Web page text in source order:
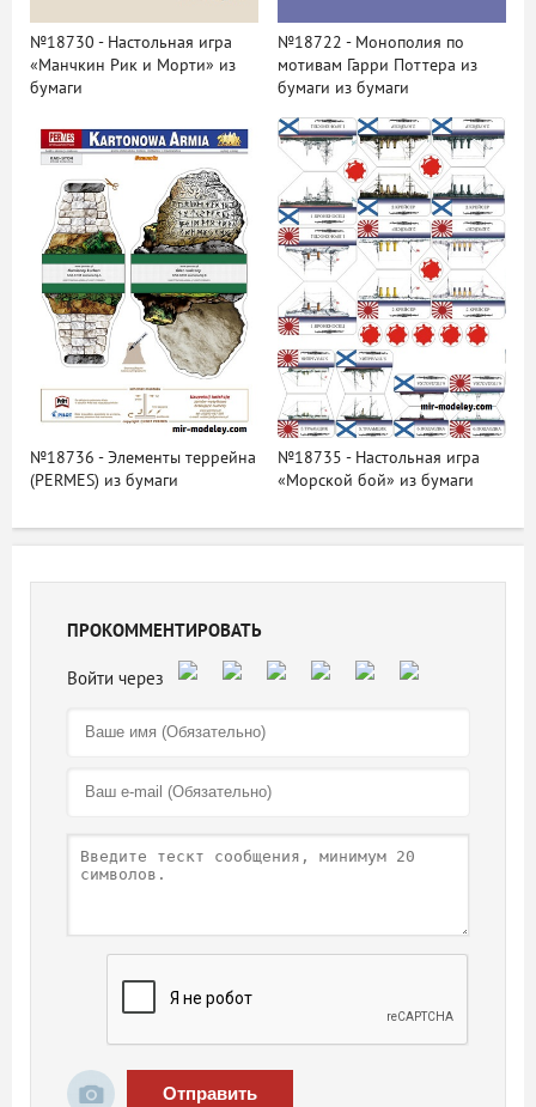
№18730 - Настольная игра
«Манчкин Рик и Морти» из
бумаги
№18722 - Монополия по
мотивам Гарри Поттера из
бумаги из бумаги
№18736 - Элементы террейна
(PERMES) из бумаги
№18735 - Настольная игра
«Морской бой» из бумаги
ПРОКОММЕНТИРОВАТЬ
Отправить